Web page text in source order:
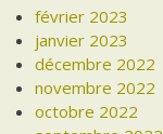
février 2023
janvier 2023
décembre 2022
novembre 2022
octobre 2022